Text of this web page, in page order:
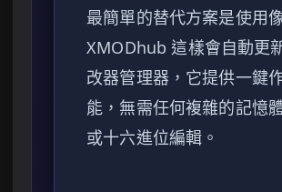
最簡單的替代方案是使用
XMODhub 這樣會自動更
改器管理器，它提供一鍵
能，無需任何複雜的記憶
或十六進位編輯。